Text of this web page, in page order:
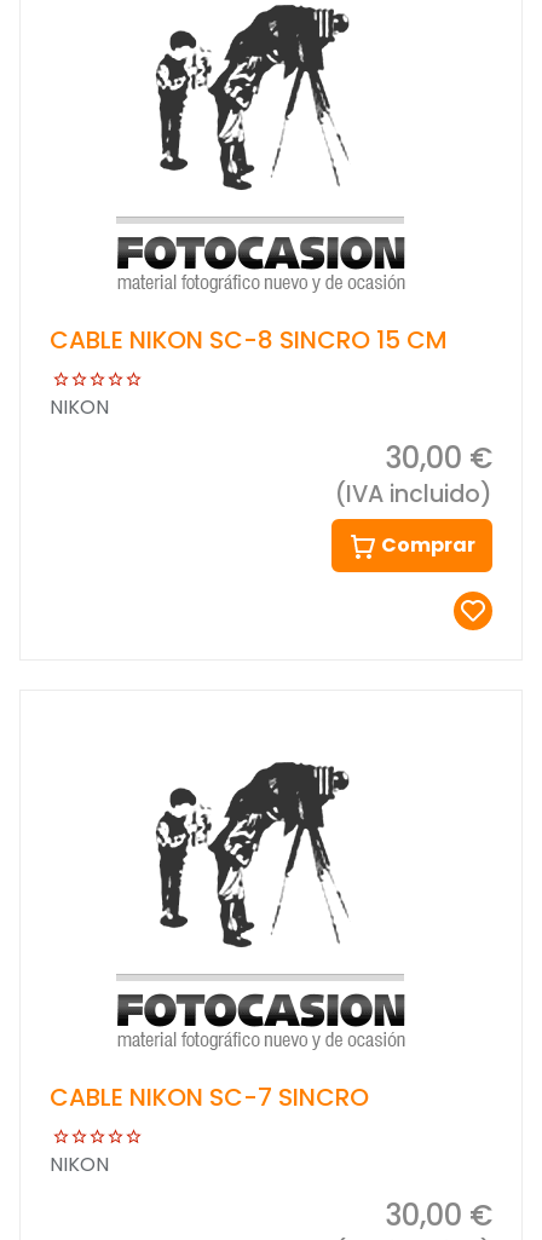
CABLE NIKON SC-8 SINCRO 15 CM
NIKON
30,00 €
(IVA incluido)
Comprar
CABLE NIKON SC-7 SINCRO
NIKON
30,00 €